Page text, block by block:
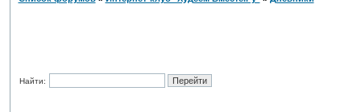
Найти: